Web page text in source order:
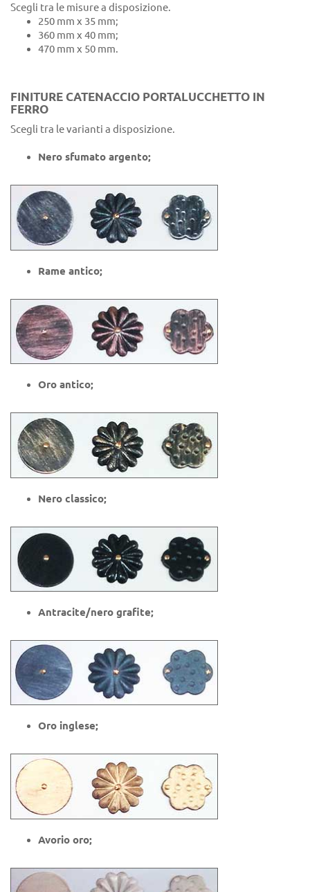
Scegli tra le misure a disposizione.
250 mm x 35 mm;
360 mm x 40 mm;
470 mm x 50 mm.
FINITURE CATENACCIO PORTALUCCHETTO IN
FERRO
Scegli tra le varianti a disposizione.
Nero sfumato argento;
Rame antico;
Oro antico;
Nero classico;
Antracite/nero grafite;
Oro inglese;
Avorio oro;